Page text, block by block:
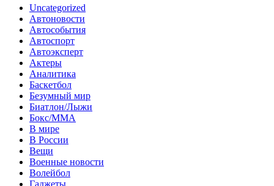
Uncategorized
Автоновости
Автособытия
Автоспорт
Автоэксперт
Актеры
Аналитика
Баскетбол
Безумный мир
Биатлон/Лыжи
Бокс/MMA
В мире
В России
Вещи
Военные новости
Волейбол
Гаджеты